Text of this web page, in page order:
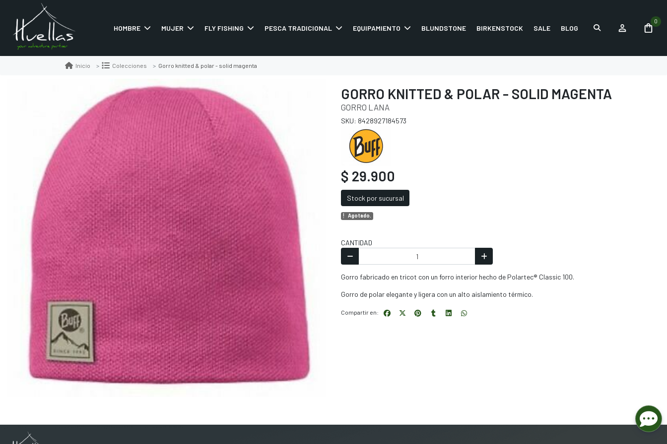
HOMBRE MUJER FLY FISHING PESCA TRADICIONAL EQUIPAMIENTO BLUNDSTONE BIRKENSTOCK SALE BLOG
0
Inicio Colecciones Gorro knitted & polar - solid magenta
GORRO KNITTED & POLAR - SOLID MAGENTA
GORRO LANA
SKU: 8428927184573
$ 29.900
Stock por sucursal
Agotado.
CANTIDAD
Gorro fabricado en tricot con un forro interior hecho de Polartec® Classic 100.
Gorro de polar elegante y ligera con un alto aislamiento térmico.
Compartir en: